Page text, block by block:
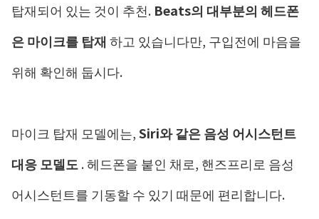
탑재되어 있는 것이 추천. Beats의 대부분의 헤드폰
은 마이크를 탑재 하고 있습니다만, 구입전에 마음을
위해 확인해 둡시다.
마이크 탑재 모델에는,Siri와 같은음성 어시스턴트
대응 모델도. 헤드폰을 붙인 채로, 핸즈프리로 음성
어시스턴트를 기동할 수 있기 때문에 편리합니다.